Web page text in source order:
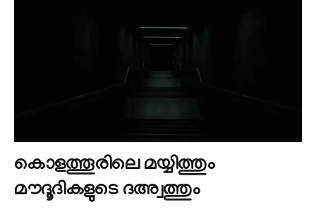
കൊളത്തൂരിലെ മയ്യിത്തും
മൗദൂദികളുടെ ദഅ്വത്തും